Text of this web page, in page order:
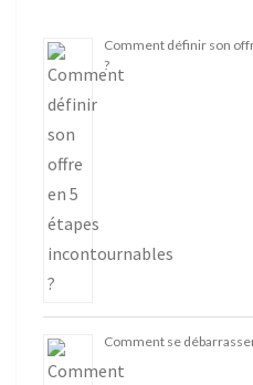
Comment définir son
?
Comment se